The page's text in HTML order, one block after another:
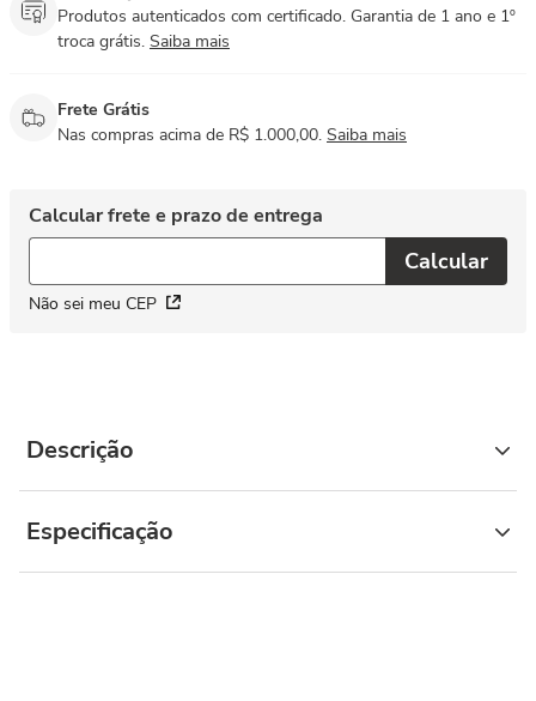
Produtos autenticados com certificado. Garantia de 1 ano e 1º
troca grátis. Saiba mais
Frete Grátis
Nas compras acima de R$ 1.000,00. Saiba mais
Não sei meu CEP
Descrição
Especificação